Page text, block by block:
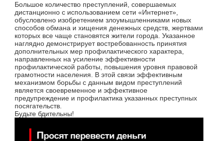
Большое количество преступлений, совершаемых
дистанционно с использованием сети «Интернет»,
обусловлено изобретением злоумышленниками новых
способов обмана и хищения денежных средств, жертвами
которых все чаще становятся жители города. Указанное
наглядно демонстрирует востребованность принятия
дополнительных мер профилактического характера,
направленных на усиление эффективности
профилактической работы, повышения уровня правовой
грамотности населения. В этой связи эффективным
механизмом борьбы с данным видом преступлений
является своевременное и эффективное
предупреждение и профилактика указанных преступных
посягательств.
Будьте бдительны!